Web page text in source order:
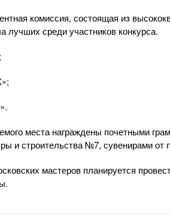
комиссия, состоящая из
лучших среди участников конкурса.
места награждены почетными
и строительства №7, сувенирами от
мастеров планируется